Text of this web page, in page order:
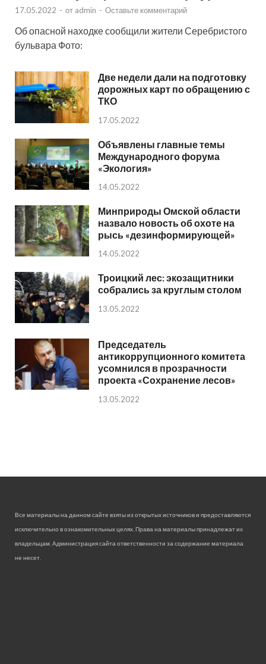
17.05.2022 - от admin - Оставьте комментарий
Об опасной находке сообщили жители Серебристого
бульвара Фото:
Две недели дали на подготовку
дорожных карт по обращению с
ТКО
17.05.2022
Объявлены главные темы
Международного форума
«Экология»
14.05.2022
Минприроды Омской области
назвало новость об охоте на
рысь «дезинформирующей»
14.05.2022
Троицкий лес: экозащитники
собрались за круглым столом
13.05.2022
Председатель
антикоррупционного комитета
усомнился в прозрачности
проекта «Сохранение лесов»
13.05.2022
Все материалы на данном сайте взяты из открытых источников и предоставляются
исключительно в ознакомительных целях. Права на материалы принадлежат их
владельцам. Администрация сайта ответственности за содержание материала
не несет.